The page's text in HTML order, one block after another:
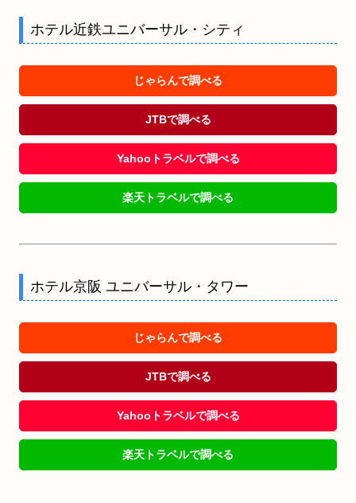
ホテル近鉄ユニバーサル・シティ
じゃらんで調べる
JTBで調べる
Yahooトラベルで調べる
楽天トラベルで調べる
ホテル京阪 ユニバーサル・タワー
じゃらんで調べる
JTBで調べる
Yahooトラベルで調べる
楽天トラベルで調べる